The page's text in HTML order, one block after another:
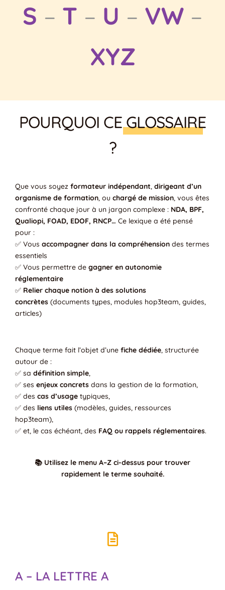
S – T – U – VW –
XYZ
POURQUOI CEGLOSSAIRE
?
Que vous soyez formateur indépendant, dirigeant d’un
organisme de formation, ou chargé de mission, vous êtes
confronté chaque jour à un jargon complexe : NDA, BPF,
Qualiopi, FOAD, EDOF, RNCP… Ce lexique a été pensé
pour :
✅ Vous accompagner dans la compréhensiondes termes
essentiels
✅ Vous permettre de gagner en autonomie
réglementaire
✅ Relier chaque notion à des solutions
concrètes(documents types, modules hop3team, guides,
articles)
Chaque terme fait l’objet d’une fiche dédiée, structurée
autour de :
✅ sa définition simple,
✅ ses enjeux concretsdans la gestion de la formation,
✅ des cas d’usagetypiques,
✅ des liens utiles(modèles, guides, ressources
hop3team),
✅ et, le cas échéant, des FAQ ou rappels réglementaires.
📚 Utilisez le menu A–Z ci-dessus pour trouver
rapidement le terme souhaité.
A – LA LETTRE A